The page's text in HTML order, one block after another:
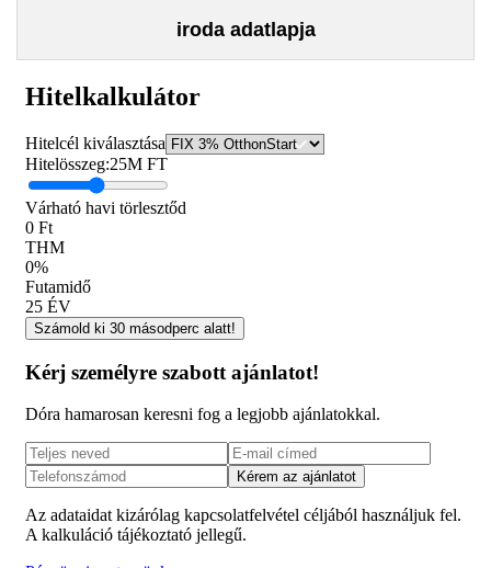
iroda adatlapja